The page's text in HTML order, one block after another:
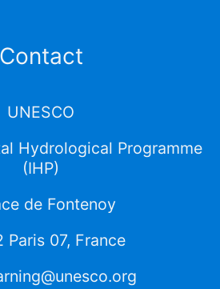
Contact
UNESCO
Hydrological Programme
(IHP)
de Fontenoy
Paris 07, France